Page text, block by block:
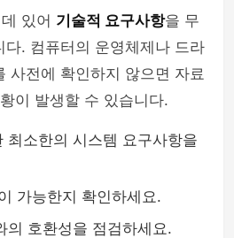
있어 기술적 요구사항을 무
다. 컴퓨터의 운영체제나 드라
사전에 확인하지 않으면 자료
이 발생할 수 있습니다.
최소한의 시스템 요구사항을
가능한지 확인하세요.
의 호환성을 점검하세요.